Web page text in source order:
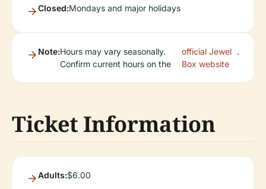
Closed:Mondays and major holidays
Note:Hours may vary seasonally.
Confirm current hours on the
official Jewel
Box website
.
Ticket Information
Adults:$6.00